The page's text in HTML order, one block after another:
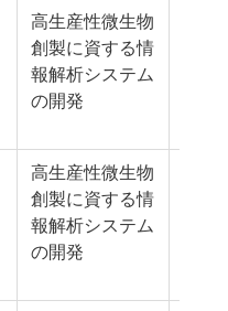
高生産性微生物
創製に資する情
報解析システム
の開発
高生産性微生物
創製に資する情
報解析システム
の開発